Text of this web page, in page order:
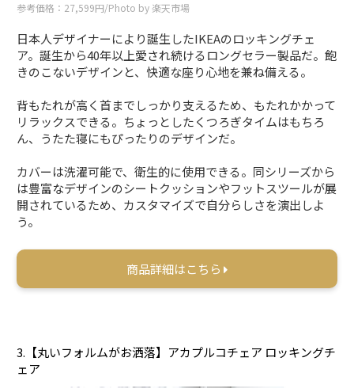
参考価格：27,599円/Photo by 楽天市場
日本人デザイナーにより誕生したIKEAのロッキングチェ
ア。誕生から40年以上愛され続けるロングセラー製品だ。飽
きのこないデザインと、快適な座り心地を兼ね備える。
背もたれが高く首までしっかり支えるため、もたれかかって
リラックスできる。ちょっとしたくつろぎタイムはもちろ
ん、うたた寝にもぴったりのデザインだ。
カバーは洗濯可能で、衛生的に使用できる。同シリーズから
は豊富なデザインのシートクッションやフットスツールが展
開されているため、カスタマイズで自分らしさを演出しよ
う。
商品詳細はこちら
3.【丸いフォルムがお洒落】アカプルコチェア ロッキングチ
ェア